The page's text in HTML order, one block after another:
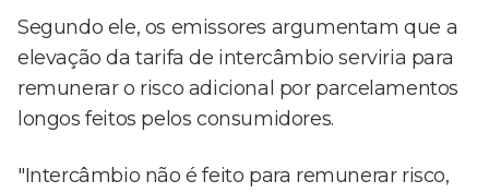
Segundo ele, os emissores argumentam que a
elevação da tarifa de intercâmbio serviria para
remunerar o risco adicional por parcelamentos
longos feitos pelos consumidores.
"Intercâmbio não é feito para remunerar risco,